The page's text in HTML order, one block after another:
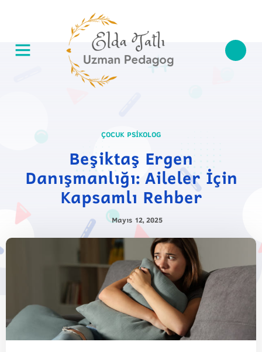
ÇOCUK PSIKOLOG
Beşiktaş Ergen
Danışmanlığı: Aileler İçin
Kapsamlı Rehber
Mayıs 12, 2025